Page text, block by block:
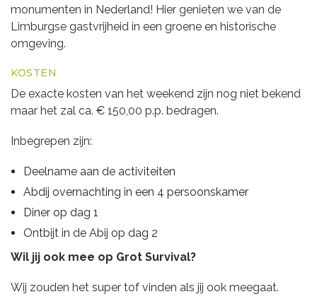
monumenten in Nederland! Hier genieten we van de
Limburgse gastvrijheid in een groene en historische
omgeving.
KOSTEN
De exacte kosten van het weekend zijn nog niet bekend
maar het zal ca. € 150,00 p.p. bedragen.
Inbegrepen zijn:
Deelname aan de activiteiten
Abdij overnachting in een 4 persoonskamer
Diner op dag 1
Ontbijt in de Abij op dag 2
Wil jij ook mee op Grot Survival?
Wij zouden het super tof vinden als jij ook meegaat.